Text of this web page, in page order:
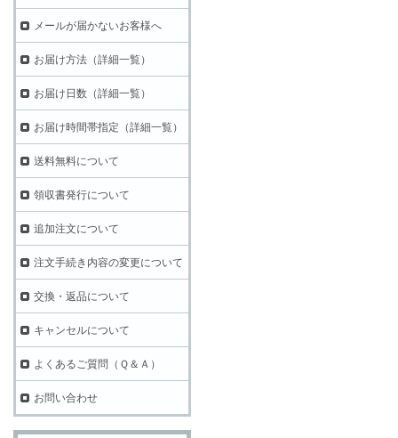
メールが届かないお客様へ
お届け方法（詳細一覧）
お届け日数（詳細一覧）
お届け時間帯指定（詳細一覧）
送料無料について
領収書発行について
追加注文について
注文手続き内容の変更について
交換・返品について
キャンセルについて
よくあるご質問（Ｑ＆Ａ）
お問い合わせ